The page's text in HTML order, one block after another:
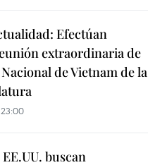
Efectúan
extraordinaria de
de Vietnam de la
buscan